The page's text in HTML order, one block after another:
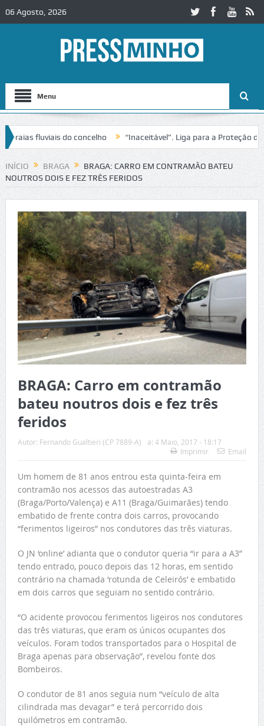
06 Agosto, 2026
Menu
fluviais do concelho “Inaceitável”. Liga para a Proteção da
trânsito no IC2 em Alcobaça Igreja do Castelo de Cerveira
INÍCIO BRAGA
BRAGA: CARRO EM CONTRAMÃO BATEU
NOUTROS DOIS E FEZ TRÊS FERIDOS
BRAGA: Carro em contramão
bateu noutros dois e fez três
feridos
Autor: Fernando Gualtieri (CP 7889-A) a: 4 Maio, 2017 - 18:17
Imprimir
Email
Um homem de 81 anos entrou esta quinta-feira em
contramão nos acessos das autoestradas A3
(Braga/Porto/Valença) e A11 (Braga/Guimarães) tendo
embatido de frente contra dois carros, provocando
“ferimentos ligeiros” nos condutores das três viaturas.
O JN ‘online’ adianta que o condutor queria “ir para a A3”
tendo entrado, pouco depois das 12 horas, em sentido
contrário na chamada ‘rotunda de Celeirós’ e embatido
em dois carros que seguiam no sentido contrário.
“O acidente provocou ferimentos ligeiros nos condutores
das três viaturas, que eram os únicos ocupantes dos
veículos. Foram todos transportados para o Hospital de
Braga apenas para observação”, revelou fonte dos
Bombeiros.
O condutor de 81 anos seguia num “veículo de alta
cilindrada mas devagar” e terá percorrido dois
quilómetros em contramão.